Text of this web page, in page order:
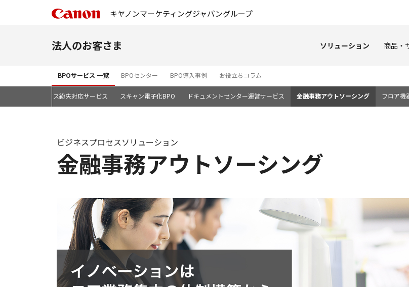
キヤノンマーケティングジャパングループ
法人のお客さま ソリューション 商品・
BPOサービス 一覧 BPOセンター BPO導入事例 お役立ちコラム
デバイス紛失対応サービス スキャン電子化BPO ドキュメントセンター運営サービス 金融事務アウトソーシング フロア機
金融事務アウトソーシング
ビジネスプロセスソリューション